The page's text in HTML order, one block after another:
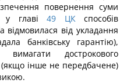
повернення суми
главі 49 ЦКспособів
від укладання
банківську гарантію),
дострокового
інше не передбачене)